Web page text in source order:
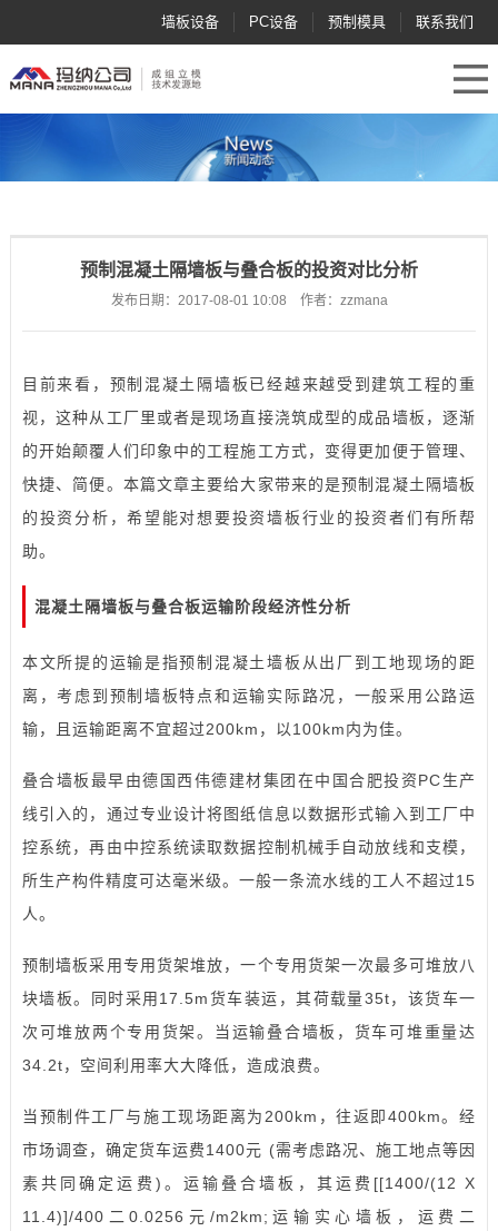
联系我们
预制模具
PC设备
墙板设备
预制混凝土隔墙板与叠合板的投资对比分析
发布日期：2017-08-01 10:08 作者：zzmana
目前来看，预制混凝土隔墙板已经越来越受到建筑工程的重
视，这种从工厂里或者是现场直接浇筑成型的成品墙板，逐渐
的开始颠覆人们印象中的工程施工方式，变得更加便于管理、
快捷、简便。本篇文章主要给大家带来的是预制混凝土隔墙板
的投资分析，希望能对想要投资墙板行业的投资者们有所帮
助。
混凝土隔墙板与叠合板运输阶段经济性分析
本文所提的运输是指预制混凝土墙板从出厂到工地现场的距
离，考虑到预制墙板特点和运输实际路况，一般采用公路运
输，且运输距离不宜超过200km，以100km内为佳。
叠合墙板最早由德国西伟德建材集团在中国合肥投资PC生产
线引入的，通过专业设计将图纸信息以数据形式输入到工厂中
控系统，再由中控系统读取数据控制机械手自动放线和支模，
所生产构件精度可达毫米级。一般一条流水线的工人不超过15
人。
预制墙板采用专用货架堆放，一个专用货架一次最多可堆放八
块墙板。同时采用17.5m货车装运，其荷载量35t，该货车一
次可堆放两个专用货架。当运输叠合墙板，货车可堆重量达
34.2t，空间利用率大大降低，造成浪费。
当预制件工厂与施工现场距离为200km，往返即400km。经
市场调查，确定货车运费1400元 (需考虑路况、施工地点等因
素共同确定运费)。运输叠合墙板，其运费[[1400/(12 X
11.4)]/400二0.0256元/m2km;运输实心墙板，运费二